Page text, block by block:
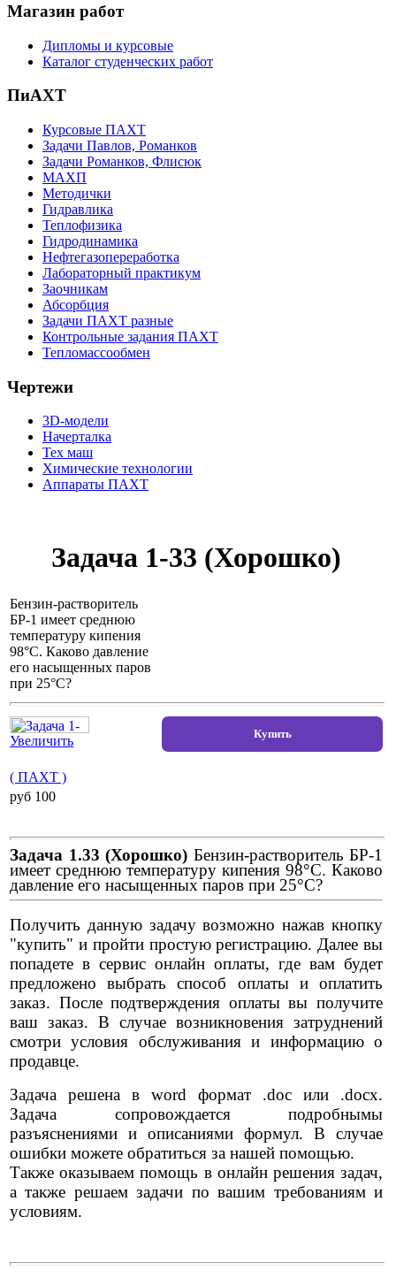
Магазин работ
Дипломы и курсовые
Каталог студенческих работ
ПиАХТ
Курсовые ПАХТ
Задачи Павлов, Романков
Задачи Романков, Флисюк
МАХП
Методички
Гидравлика
Теплофизика
Гидродинамика
Нефтегазопереработка
Лабораторный практикум
Заочникам
Абсорбция
Задачи ПАХТ разные
Контрольные задания ПАХТ
Тепломассообмен
Чертежи
3D-модели
Начерталка
Тех маш
Химические технологии
Аппараты ПАХТ
Задача 1-33 (Хорошко)
Бензин-растворитель
БР-1 имеет среднюю
температуру кипения
98°С. Каково давление
его насыщенных паров
при 25°С?
Увеличить
( ПАХТ )
pуб 100
Задача 1.33 (Хорошко) Бензин-растворитель БР-1
имеет среднюю температуру кипения 98°С. Каково
давление его насыщенных паров при 25°С?
Получить данную задачу возможно нажав кнопку
"купить" и пройти простую регистрацию. Далее вы
попадете в сервис онлайн оплаты, где вам будет
предложено выбрать способ оплаты и оплатить
заказ. После подтверждения оплаты вы получите
ваш заказ. В случае возникновения затруднений
смотри условия обслуживания и информацию о
продавце.
Задача решена в word формат .doc или .docx.
Задача сопровождается подробнымы
разъяснениями и описаниями формул. В случае
ошибки можете обратиться за нашей помощью.
Также оказываем помощь в онлайн решения задач,
а также решаем задачи по вашим требованиям и
условиям.